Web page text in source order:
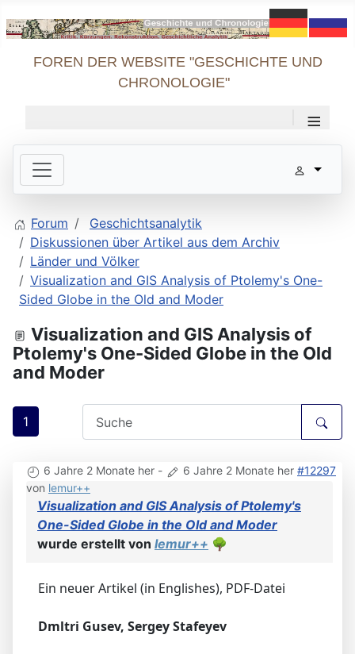
FOREN DER WEBSITE "GESCHICHTE UND
CHRONOLOGIE"
≡
Forum
Geschichtsanalytik
Diskussionen über Artikel aus dem Archiv
Länder und Völker
Visualization and GIS Analysis of Ptolemy's One-
Sided Globe in the Old and Moder
Visualization and GIS Analysis of
Ptolemy's One-Sided Globe in the Old
and Moder
1
6 Jahre 2 Monate her - 6 Jahre 2 Monate her #12297
von lemur++
Visualization and GIS Analysis of Ptolemy's
One-Sided Globe in the Old and Moder
wurde erstellt von lemur++ 🌳
Ein neuer Artikel (in Englishes), PDF-Datei
Dmltri Gusev, Sergey Stafeyev